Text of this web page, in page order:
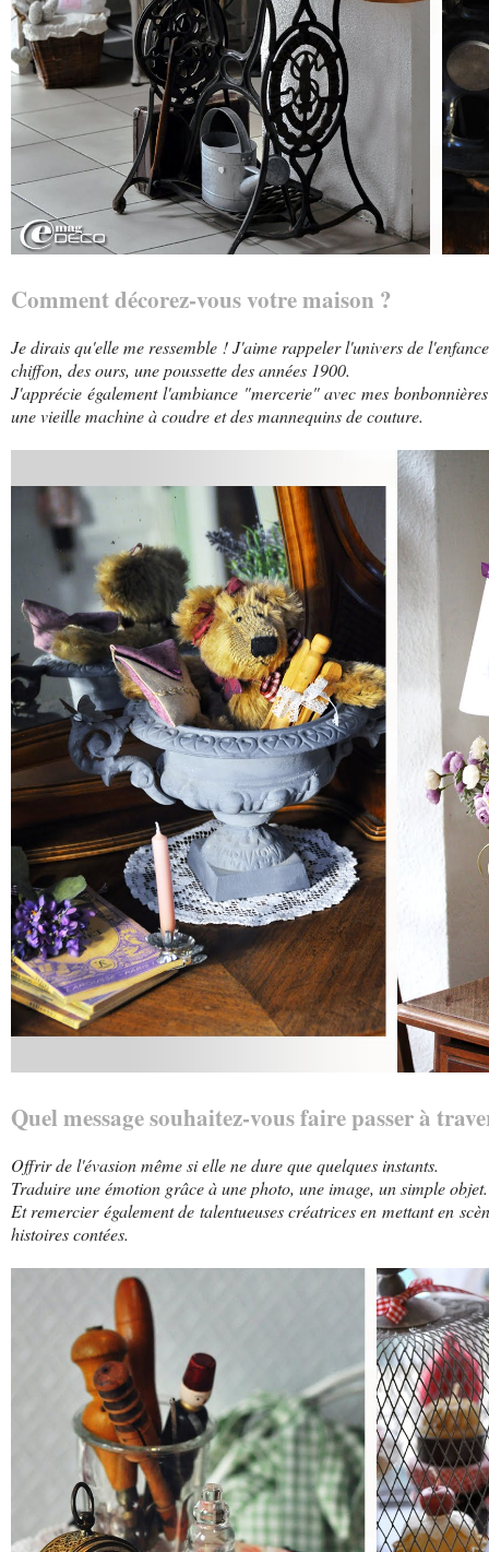
Comment décorez-vous votre maison ?
Je dirais qu'elle me ressemble ! J'aime rappeler l'univers de
chiffon, des ours, une poussette des années 1900.
J'apprécie également l'ambiance "mercerie" avec mes
une vieille machine à coudre et des mannequins de couture.
Quel message souhaitez-vous faire passer à
Offrir de l'évasion même si elle ne dure que quelques instants.
Traduire une émotion grâce à une photo, une image, un simple objet.
Et remercier également de talentueuses créatrices en mettant en
histoires contées.